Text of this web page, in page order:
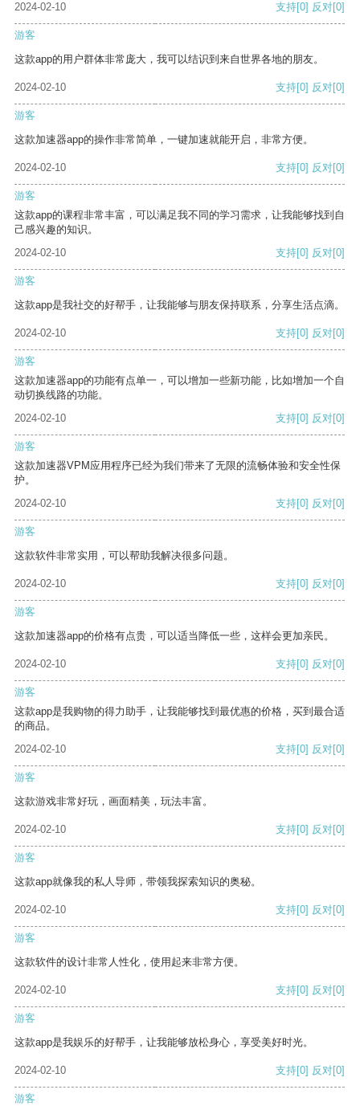
2024-02-10 支持[0] 反对[0]
游客
这款app的用户群体非常庞大，我可以结识到来自世界各地的朋友。
2024-02-10 支持[0] 反对[0]
游客
这款加速器app的操作非常简单，一键加速就能开启，非常方便。
2024-02-10 支持[0] 反对[0]
游客
这款app的课程非常丰富，可以满足我不同的学习需求，让我能够找到自
己感兴趣的知识。
2024-02-10
支持[0] 反对[0]
游客
这款app是我社交的好帮手，让我能够与朋友保持联系，分享生活点滴。
2024-02-10 支持[0] 反对[0]
游客
这款加速器app的功能有点单一，可以增加一些新功能，比如增加一个自
动切换线路的功能。
2024-02-10
支持[0] 反对[0]
游客
这款加速器VPM应用程序已经为我们带来了无限的流畅体验和安全性保
护。
2024-02-10
支持[0] 反对[0]
游客
这款软件非常实用，可以帮助我解决很多问题。
2024-02-10 支持[0] 反对[0]
游客
这款加速器app的价格有点贵，可以适当降低一些，这样会更加亲民。
2024-02-10 支持[0] 反对[0]
游客
这款app是我购物的得力助手，让我能够找到最优惠的价格，买到最合适
的商品。
2024-02-10
支持[0] 反对[0]
游客
这款游戏非常好玩，画面精美，玩法丰富。
2024-02-10 支持[0] 反对[0]
游客
这款app就像我的私人导师，带领我探索知识的奥秘。
2024-02-10 支持[0] 反对[0]
游客
这款软件的设计非常人性化，使用起来非常方便。
2024-02-10 支持[0] 反对[0]
游客
这款app是我娱乐的好帮手，让我能够放松身心，享受美好时光。
2024-02-10 支持[0] 反对[0]
游客